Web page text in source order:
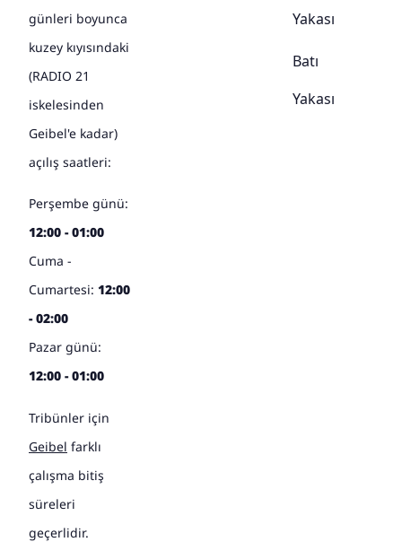
günleri boyunca
kuzey kıyısındaki
(RADIO 21
iskelesinden
Geibel'e kadar)
açılış saatleri:
Perşembe günü:
12:00 - 01:00
Cuma -
Cumartesi: 12:00
- 02:00
Pazar günü:
12:00 - 01:00
Tribünler için
Geibel farklı
çalışma bitiş
süreleri
geçerlidir.
Yakası
Batı
Yakası